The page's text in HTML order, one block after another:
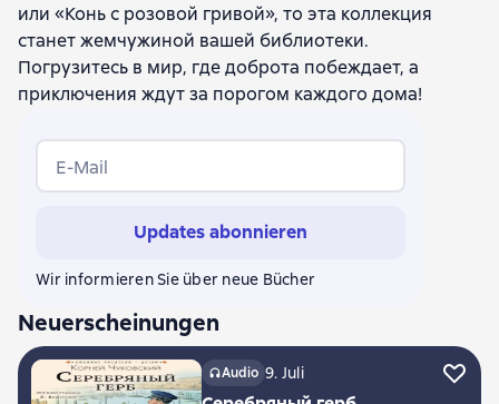
или «Конь с розовой гривой», то эта коллекция
станет жемчужиной вашей библиотеки.
Погрузитесь в мир, где доброта побеждает, а
приключения ждут за порогом каждого дома!
E-Mail
Updates abonnieren
Wir informieren Sie über neue Bücher
Neuerscheinungen
Audio 9. Juli